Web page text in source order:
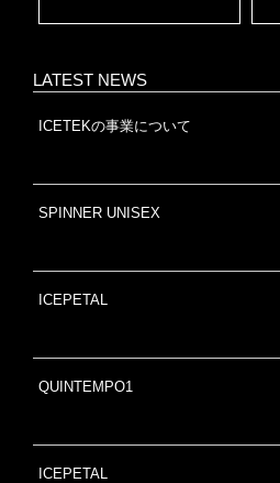
LATEST NEWS
ICETEKの事業について
SPINNER UNISEX
ICEPETAL
QUINTEMPO1
ICEPETAL